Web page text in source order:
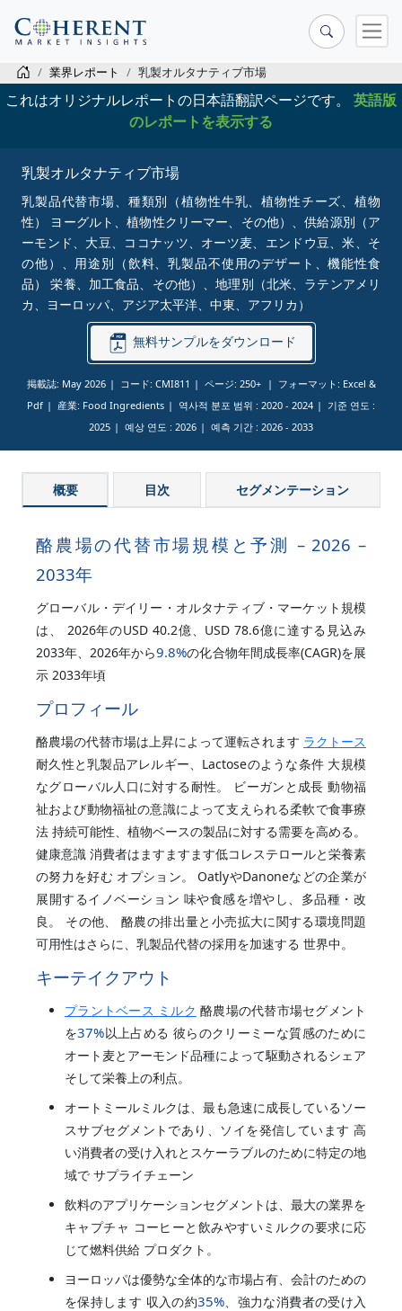
業界レポート 乳製オルタナティブ市場
これはオリジナルレポートの日本語翻訳ページです。 英語版
のレポートを表示する
乳製オルタナティブ市場
乳製品代替市場、種類別（植物性牛乳、植物性チーズ、植物
性） ヨーグルト、植物性クリーマー、その他）、供給源別（ア
ーモンド、大豆、ココナッツ、オーツ麦、エンドウ豆、米、そ
の他）、用途別（飲料、乳製品不使用のデザート、機能性食
品） 栄養、加工食品、その他）、地理別（北米、ラテンアメリ
カ、ヨーロッパ、アジア太平洋、中東、アフリカ）
無料サンプルをダウンロード
掲載誌: May 2026 コード: CMI811 ページ: 250+
フォーマット: Excel &
Pdf
産業: Food Ingredients 역사적 분포 범위 : 2020 - 2024
기준 연도 :
2025
예상 연도 : 2026 예측 기간 : 2026 - 2033
概要 目次 セグメンテーション
酪農場の代替市場規模と予測 – 2026 –
2033年
グローバル・デイリー・オルタナティブ・マーケット規模
は、 2026年のUSD 40.2億、USD 78.6億に達する見込み
2033年、2026年から9.8%の化合物年間成長率(CAGR)を展
示 2033年頃
プロフィール
酪農場の代替市場は上昇によって運転されます ラクトース
耐久性と乳製品アレルギー、Lactoseのような条件 大規模
なグローバル人口に対する耐性。 ビーガンと成長 動物福
祉および動物福祉の意識によって支えられる柔軟で食事療
法 持続可能性、植物ベースの製品に対する需要を高める。
健康意識 消費者はますますます低コレステロールと栄養素
の努力を好む オプション。 OatlyやDanoneなどの企業が
展開するイノベーション 味や食感を増やし、多品種・改
良。 その他、 酪農の排出量と小売拡大に関する環境問題
可用性はさらに、乳製品代替の採用を加速する 世界中。
キーテイクアウト
プラントベース ミルク 酪農場の代替市場セグメント
を37%以上占める 彼らのクリーミーな質感のために
オート麦とアーモンド品種によって駆動されるシェア
そして栄養上の利点。
オートミールミルクは、最も急速に成長しているソー
スサブセグメントであり、ソイを発信しています 高
い消費者の受け入れとスケーラブルのために特定の地
域で サプライチェーン
飲料のアプリケーションセグメントは、最大の業界を
キャプチャ コーヒーと飲みやすいミルクの要求に応
じて燃料供給 プロダクト。
ヨーロッパは優勢な全体的な市場占有、会計のための
を保持します 収入の約35% 、強力な消費者の受け入